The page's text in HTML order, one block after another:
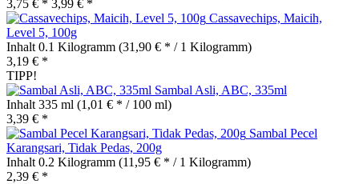
3,75 € * 3,99 € *
Cassavechips, Maicih,
Level 5, 100g
Inhalt 0.1 Kilogramm (31,90 € * / 1 Kilogramm)
3,19 € *
TIPP!
Sambal Asli, ABC, 335ml
Inhalt 335 ml (1,01 € * / 100 ml)
3,39 € *
Sambal Pecel
Karangsari, Tidak Pedas, 200g
Inhalt 0.2 Kilogramm (11,95 € * / 1 Kilogramm)
2,39 € *